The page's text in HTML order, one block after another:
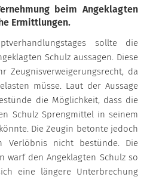
beim Angeklagten
Ermittlungen.
sollte die
Schulz aussagen. Diese
Zeugnisverweigerungsrecht, da
müsse. Laut der Aussage
die Möglichkeit, dass die
Schulz Sprengmittel in seinem
Die Zeugin betonte jedoch
Verlöbnis nicht bestünde. Die
warf den Angeklagten Schulz so
eine längere Unterbrechung